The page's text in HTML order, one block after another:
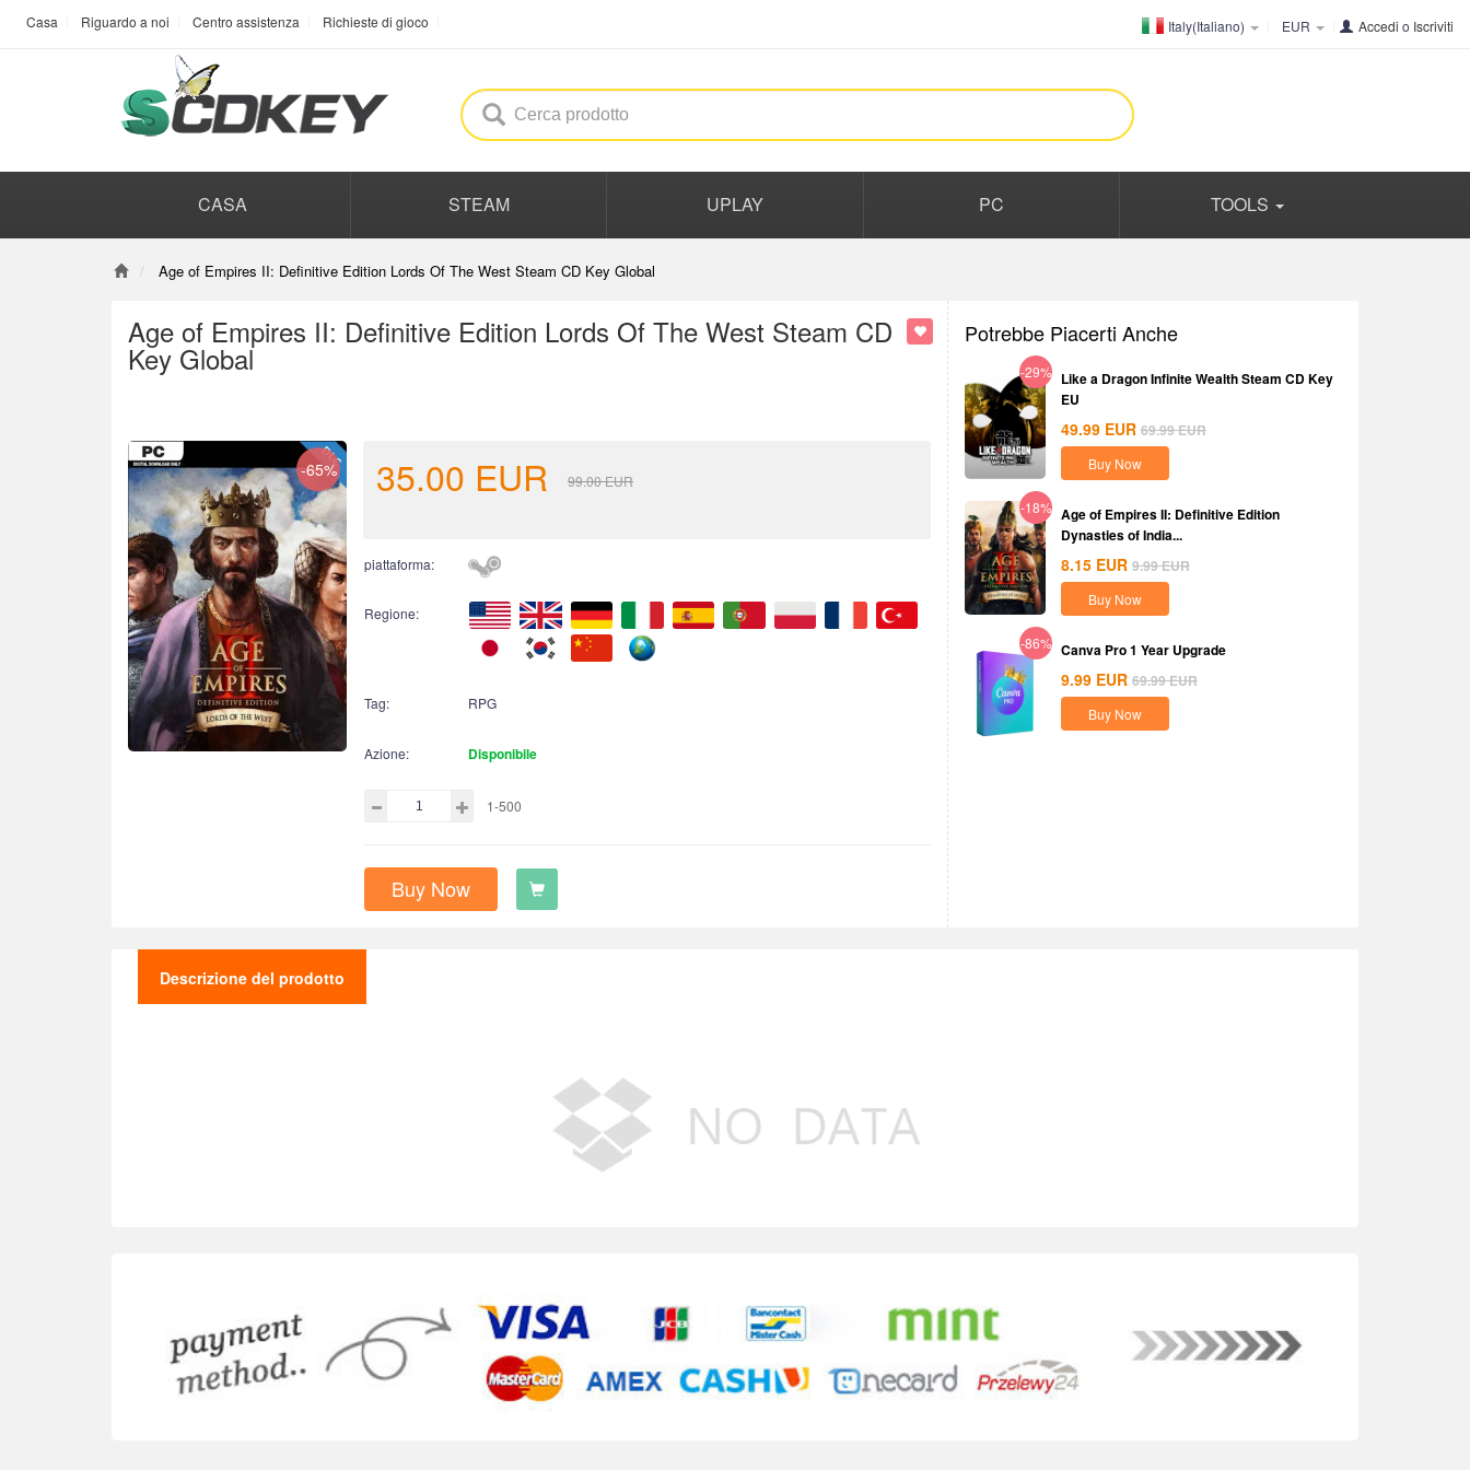
Casa Riguardo a noi Centro assistenza Richieste di gioco Italy(Italiano) EUR Accedi o Iscriviti
CASA STEAM UPLAY PC TOOLS
Age of Empires II: Definitive Edition Lords Of The West Steam CD Key Global
Age of Empires II: Definitive Edition Lords Of The West Steam CD
Key Global
-65% 35.00 EUR 99.00EUR
piattaforma:
Regione:
Tag: RPG
Azione: Disponibile
1-500
Buy Now
Potrebbe Piacerti Anche
-29% Like a Dragon Infinite Wealth Steam CD Key
EU
49.99 EUR 69.99EUR
Buy Now
-18% Age of Empires II: Definitive Edition
Dynasties of India...
8.15 EUR 9.99EUR
Buy Now
-86% Canva Pro 1 Year Upgrade
9.99 EUR 69.99EUR
Buy Now
Descrizione del prodotto